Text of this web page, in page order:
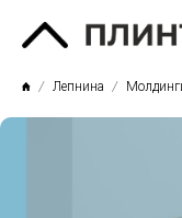
Лепнина